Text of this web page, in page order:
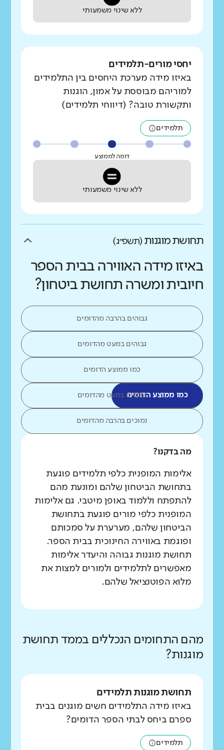
ללא שינוי משמעותי
יחסי מורים-תלמידים
באיזו מידה מערכת היחסים בין התלמידים
למוריהם מבוססת על אמון, הוגנות
ותקשורת טובה? (דיווחי תלמידים)
תלמידים
דומה לממוצע
ללא שינוי משמעותי
תחושת מוגנות (תשפ״ג)
באיזו מידה האווירה בבית הספר
חיובית ומשרה תחושת ביטחון?
גבוהים בהרבה מהדומים
גבוהים במעט מהדומים
כמו ממוצע הדומים
כמו ממוצע הדומיםנמוכים במעט מהדומים
נמוכים בהרבה מהדומים
מה בדקנו?
אלימות המופנית כלפי תלמידים פוגעת
בתחושת הביטחון שלהם ומונעת מהם
להתפתח וללמוד באופן מיטבי. גם אלימות
המופנית כלפי מורים פוגעת בתחושת
הביטחון שלהם, מערערת על סמכותם
ופוגמת באווירה החינוכית בבית הספר.
תחושת מוגנות גבוהה והיעדר אלימות
מאפשרים לתלמידים ולמורים למצות את
מלוא הפוטנציאל שלהם.
מהם התחומים הנכללים בממד תחושת
מוגנות?
תחושת מוגנות תלמידים
באיזו מידה התלמידים חשים מוגנים בבית
ספרם ביחס לבתי הספר הדומים?
תלמידים